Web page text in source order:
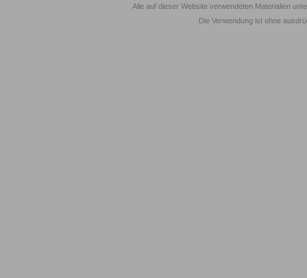
Alle auf dieser Website verwendeten Materialien
Die Verwendung ist ohne